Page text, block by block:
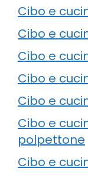
Cibo e
Cibo e
Cibo e
Cibo e
Cibo e
Cibo e
polpettone
Cibo e